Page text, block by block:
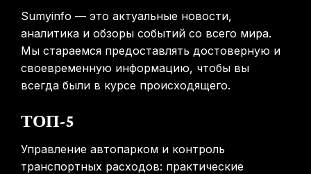
Sumyinfo — это актуальные новости,
аналитика и обзоры событий со всего мира.
Мы стараемся предоставлять достоверную и
своевременную информацию, чтобы вы
всегда были в курсе происходящего.
ТОП-5
Управление автопарком и контроль
транспортных расходов: практические